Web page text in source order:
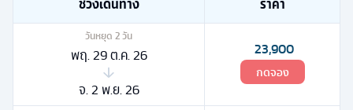
วันหยุด 2วัน
พฤ. 29 ต.ค. 26
จ. 2 พ.ย. 26
23,900
กดจอง